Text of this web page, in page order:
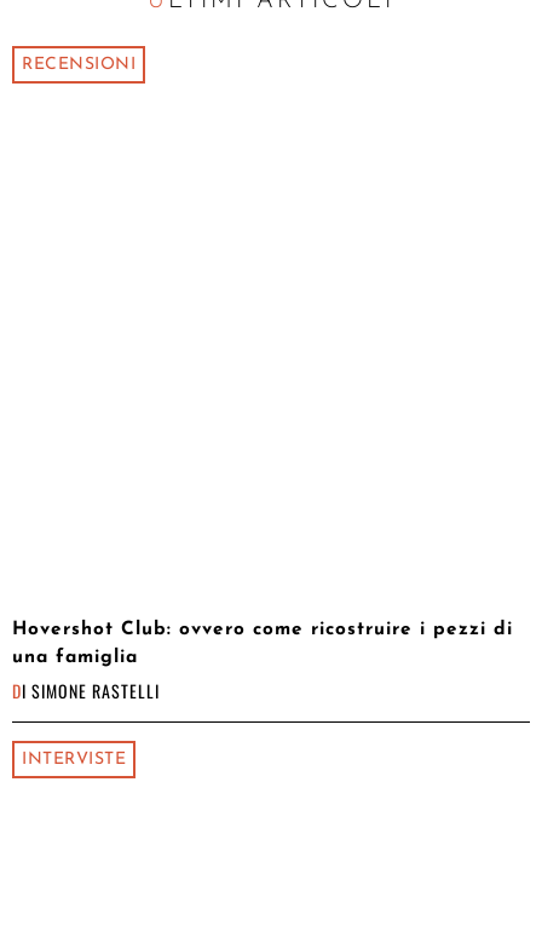
RECENSIONI
Hovershot Club: ovvero come ricostruire i pezzi di
una famiglia
DI SIMONE RASTELLI
INTERVISTE